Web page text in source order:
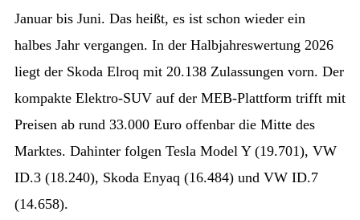
Januar bis Juni. Das heißt, es ist schon wieder ein
halbes Jahr vergangen. In der Halbjahreswertung 2026
liegt der Skoda Elroq mit 20.138 Zulassungen vorn. Der
kompakte Elektro-SUV auf der MEB-Plattform trifft mit
Preisen ab rund 33.000 Euro offenbar die Mitte des
Marktes. Dahinter folgen Tesla Model Y (19.701), VW
ID.3 (18.240), Skoda Enyaq (16.484) und VW ID.7
(14.658).